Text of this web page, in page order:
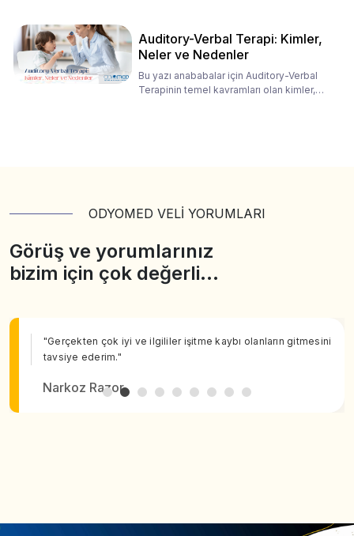
Auditory-Verbal Terapi: Kimler,
Neler ve Nedenler
Bu yazı anababalar için Auditory-Verbal
Terapinin temel kavramları olan kimler,
ODYOMED VELİ YORUMLARI
Görüş ve yorumlarınız
bizim için çok değerli…
"Gerçekten çok iyi ve ilgililer işitme kaybı olanların gitmesini
tavsiye ederim."
Narkoz Razor